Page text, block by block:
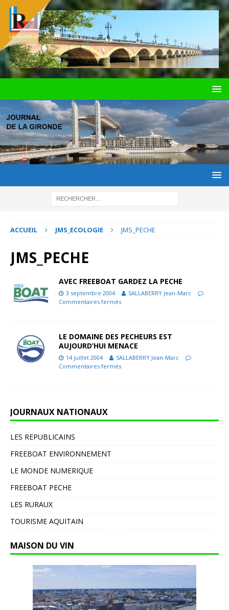
ACCUEIL JMS_ECOLOGIE JMS_PECHE
JMS_PECHE
AVEC FREEBOAT GARDEZ LA PECHE
3 septembre 2004
SALLABERRY Jean-Marc
Commentaires fermés
LE DOMAINE DES PECHEURS EST
AUJOURD’HUI MENACE
14 juillet 2004
SALLABERRY Jean-Marc
Commentaires fermés
JOURNAUX NATIONAUX
LES REPUBLICAINS
FREEBOAT ENVIRONNEMENT
LE MONDE NUMERIQUE
FREEBOAT PECHE
LES RURAUX
TOURISME AQUITAIN
MAISON DU VIN